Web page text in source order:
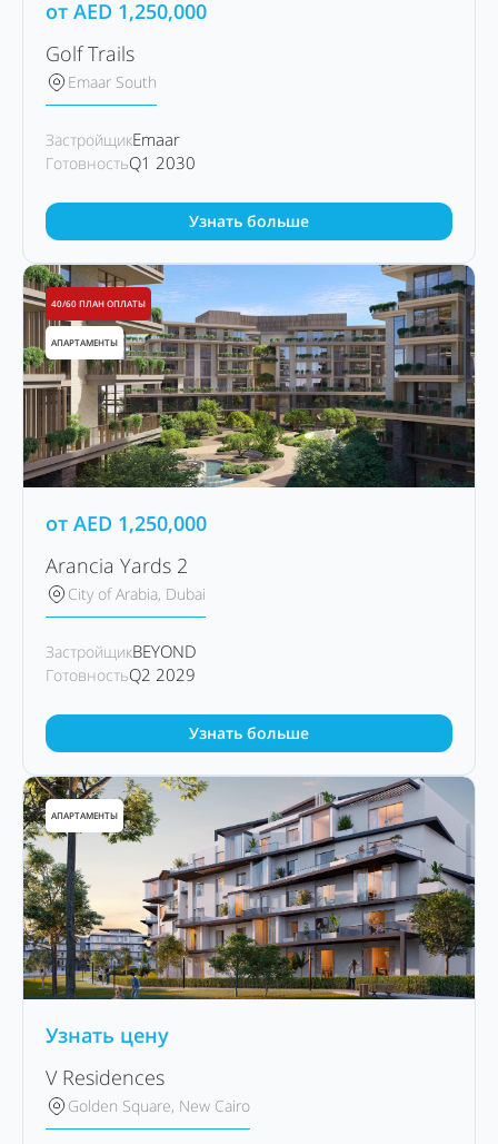
от AED 1,250,000
Golf Trails
Emaar South
ЗастройщикEmaar
ГотовностьQ1 2030
Узнать больше
40/60 ПЛАН ОПЛАТЫ
АПАРТАМЕНТЫ
от AED 1,250,000
Arancia Yards 2
City of Arabia, Dubai
ЗастройщикBEYOND
ГотовностьQ2 2029
Узнать больше
АПАРТАМЕНТЫ
Узнать цену
V Residences
Golden Square, New Cairo